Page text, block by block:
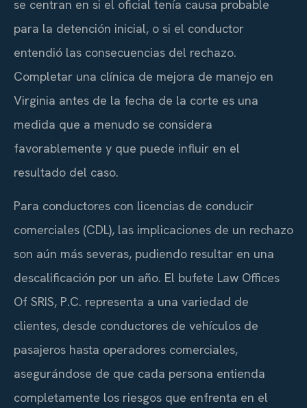
se centran en si el oficial tenía causa probable
para la detención inicial, o si el conductor
entendió las consecuencias del rechazo.
Completar una clínica de mejora de manejo en
Virginia antes de la fecha de la corte es una
medida que a menudo se considera
favorablemente y que puede influir en el
resultado del caso.
Para conductores con licencias de conducir
comerciales (CDL), las implicaciones de un rechazo
son aún más severas, pudiendo resultar en una
descalificación por un año. El bufete Law Offices
Of SRIS, P.C. representa a una variedad de
clientes, desde conductores de vehículos de
pasajeros hasta operadores comerciales,
asegurándose de que cada persona entienda
completamente los riesgos que enfrenta en el